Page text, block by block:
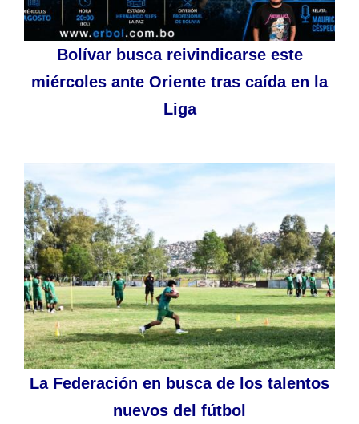
Bolívar busca reivindicarse este
miércoles ante Oriente tras caída en la
Liga
La Federación en busca de los talentos
nuevos del fútbol